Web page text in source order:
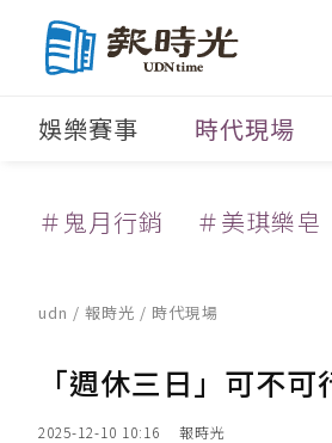
娛樂賽事 時代現場
＃鬼月行銷 ＃美琪樂皂
udn / 報時光 / 時代現場
「週休三日」可不
2025-12-10 10:16 報時光